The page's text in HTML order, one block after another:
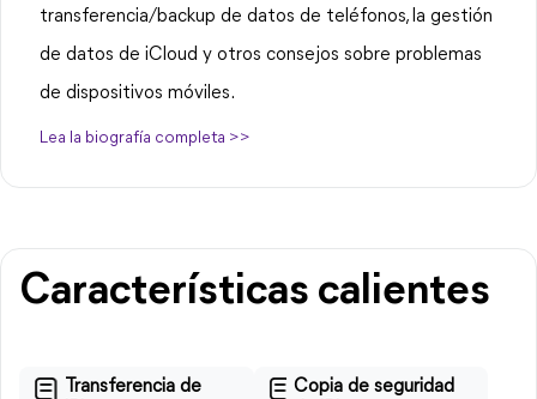
transferencia/backup de datos de teléfonos, la gestión
de datos de iCloud y otros consejos sobre problemas
de dispositivos móviles.
Lea la biografía completa >>
Características calientes
Transferencia de
Copia de seguridad